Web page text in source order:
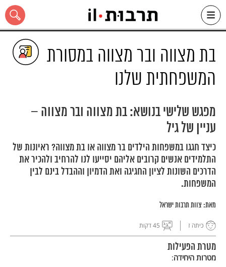
Skip
content
כל האתר
בת מצווה ובר מצווה במסורת
המשפחתית שלנו
מפגש שלישי בנושא: בת מצווה ובר מצווה –
עניין של גיל
כיצד חגגו במשפחות הילדים בר מצווה או בת מצווה? ראיונות של
התלמידים אנשים קרובים אליהם יסייעו לנו להרחיב ולהכיר את
הדרכים השונות לציון החגיגה ואת הדמיון וההבדל בינם לבין
המשפחות.
מאת: צוות תרבות ישראל
כיתה ז 45 דקות
מטרת הפעילות
מטרות היחידה: